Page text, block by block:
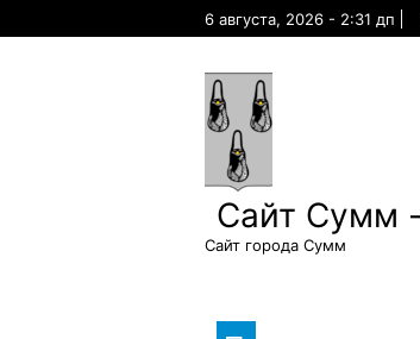
6 августа, 2026 - 2:31 дп
Сайт Сумм
Сайт города Сумм